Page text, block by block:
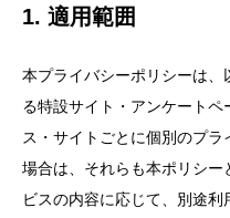
1. 適用範囲
本プライバシーポリシーは
る特設サイト・アンケート
ス・サイトごとに個別のプ
場合は、それらも本ポリシ
ビスの内容に応じて、別途